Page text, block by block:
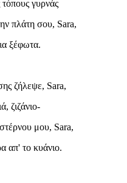
γυρνάς
πλάτη σου, Sara,
ξέφωτα.
ζήλεψε, Sara,
ζιζάνιο-
μου, Sara,
απ' το κυάνιο.